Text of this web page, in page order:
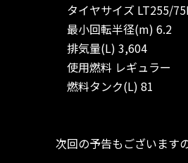
タイヤサイズ LT255/
最小回転半径(m) 6.2
排気量(L) 3,604
使用燃料 レギュラー
燃料タンク(L) 81
次回の予告もございます